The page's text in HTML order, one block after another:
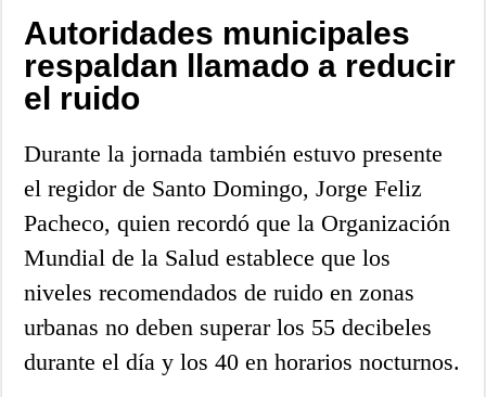
Autoridades municipales
respaldan llamado a reducir
el ruido
Durante la jornada también estuvo presente
el regidor de Santo Domingo, Jorge Feliz
Pacheco, quien recordó que la Organización
Mundial de la Salud establece que los
niveles recomendados de ruido en zonas
urbanas no deben superar los 55 decibeles
durante el día y los 40 en horarios nocturnos.